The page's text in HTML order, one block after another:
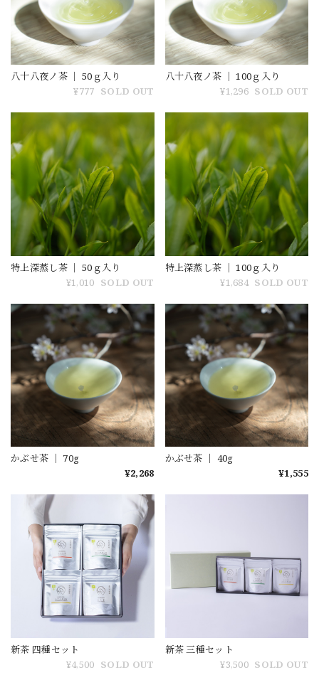
八十八夜ノ茶 ｜ 50ｇ入り
¥777 SOLD OUT
八十八夜ノ茶 ｜ 100ｇ入り
¥1,296 SOLD OUT
特上深蒸し茶 ｜ 50ｇ入り
¥1,010 SOLD OUT
特上深蒸し茶 ｜ 100ｇ入り
¥1,684 SOLD OUT
かぶせ茶 ｜ 70g
¥2,268
かぶせ茶 ｜ 40g
¥1,555
新茶 四種セット
¥4,500 SOLD OUT
新茶 三種セット
¥3,500 SOLD OUT